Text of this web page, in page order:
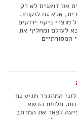
אנו דואגים לא רק
אלא גם לנקותו.
ניקוי ירוקים
לעולם ומחליף את
המסורתיים
המתגבר מגיע גם
חלופת הדשא
לפאר את המרחב